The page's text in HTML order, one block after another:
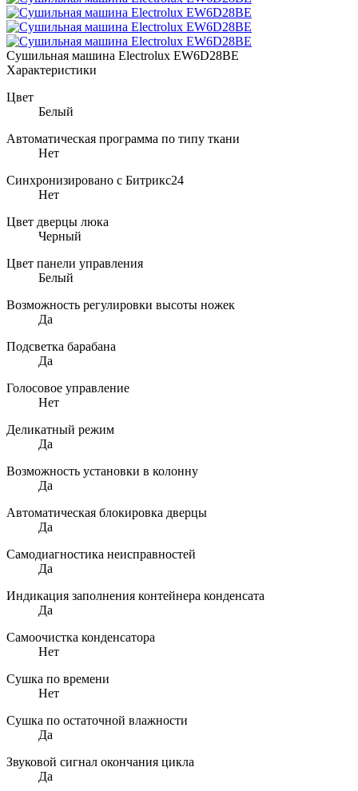
Сушильная машина Electrolux EW6D28BE
Характеристики
Цвет
Белый
Автоматическая программа по типу ткани
Нет
Синхронизировано с Битрикс24
Нет
Цвет дверцы люка
Черный
Цвет панели управления
Белый
Возможность регулировки высоты ножек
Да
Подсветка барабана
Да
Голосовое управление
Нет
Деликатный режим
Да
Возможность установки в колонну
Да
Автоматическая блокировка дверцы
Да
Самодиагностика неисправностей
Да
Индикация заполнения контейнера конденсата
Да
Самоочистка конденсатора
Нет
Сушка по времени
Нет
Сушка по остаточной влажности
Да
Звуковой сигнал окончания цикла
Да